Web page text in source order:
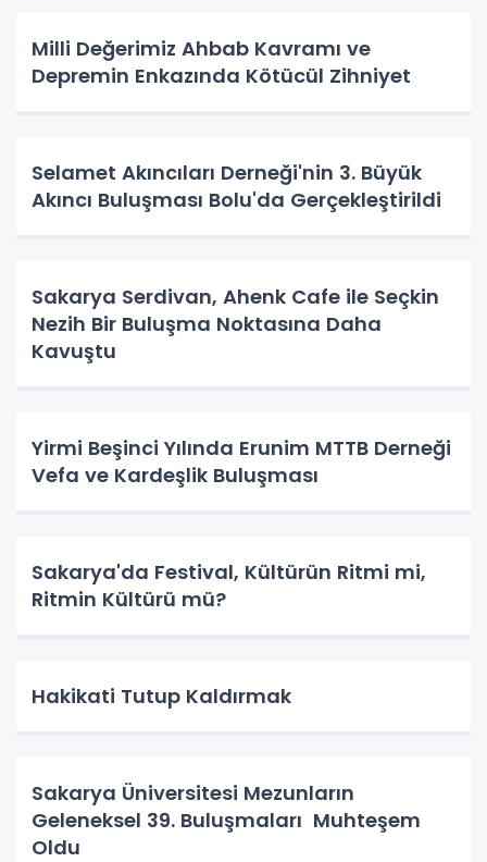
Milli Değerimiz Ahbab Kavramı ve
Depremin Enkazında Kötücül Zihniyet
Selamet Akıncıları Derneği'nin 3. Büyük
Akıncı Buluşması Bolu'da Gerçekleştirildi
Sakarya Serdivan, Ahenk Cafe ile Seçkin
Nezih Bir Buluşma Noktasına Daha
Kavuştu
Yirmi Beşinci Yılında Erunim MTTB Derneği
Vefa ve Kardeşlik Buluşması
Sakarya'da Festival, Kültürün Ritmi mi,
Ritmin Kültürü mü?
Hakikati Tutup Kaldırmak
Sakarya Üniversitesi Mezunların
Geleneksel 39. Buluşmaları Muhteşem
Oldu